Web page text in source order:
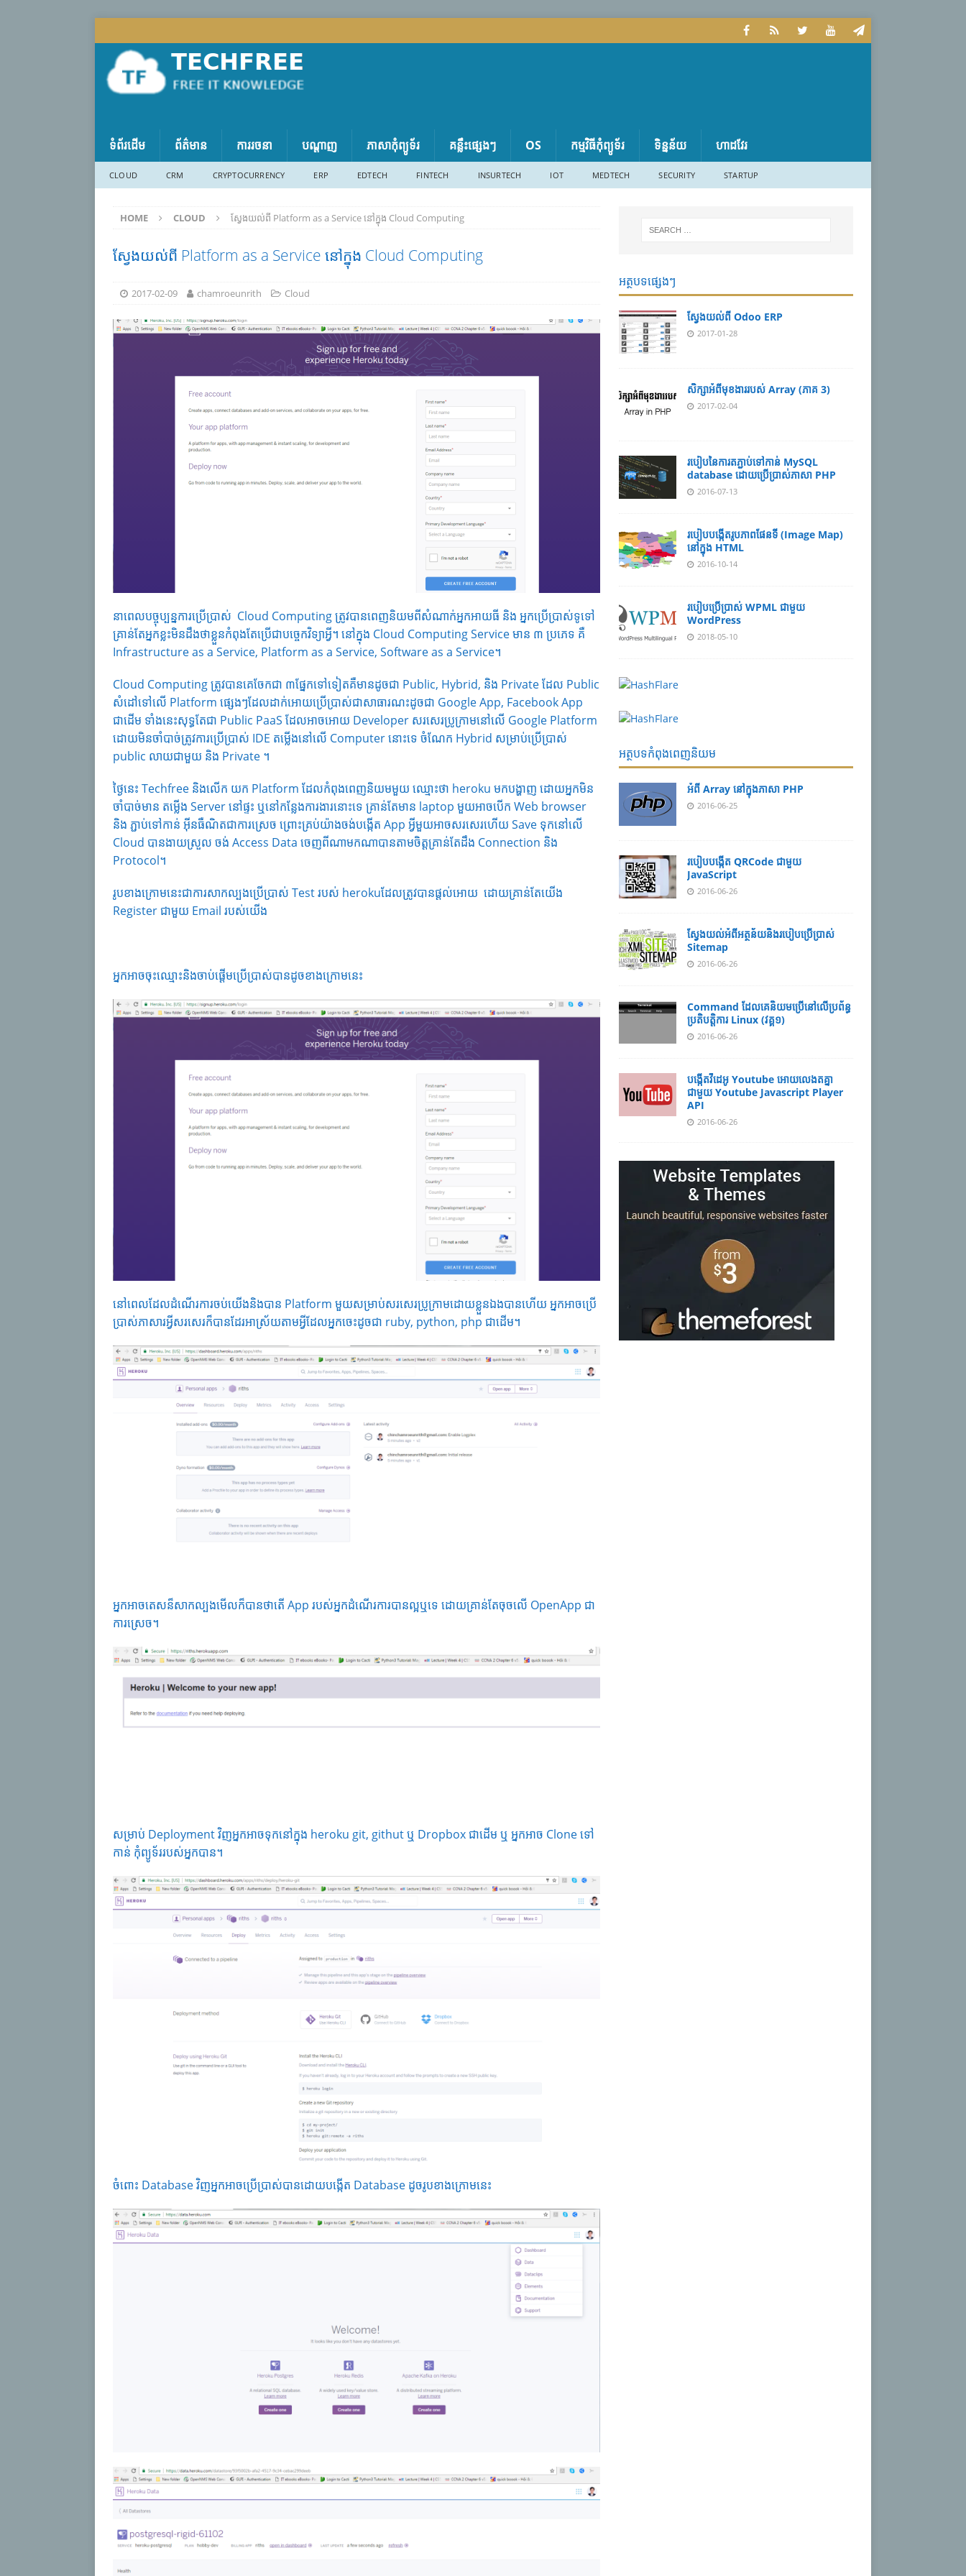
ទំព័រដើម ព័ត៌មាន ការរចនា បណ្តាញ ភាសា​កុំព្យូទ័រ គន្លឹះផ្សេងៗ OS កម្មវិធីកុំព្យូទ័រ ទិន្នន័យ ហាដវែរ
CLOUD CRM CRYPTOCURRENCY ERP EDTECH FINTECH INSURTECH IOT MEDTECH SECURITY STARTUP
HOME CLOUD ស្វែងយល់ពី Platform as a Service នៅក្នុង Cloud Computing
ស្វែងយល់ពី Platform as a Service នៅក្នុង Cloud Computing
2017-02-09 chamroeunrith Cloud
នាពេលបច្ចុប្បន្នការប្រើប្រាស់ Cloud Computing ត្រូវបានពេញនិយមពីសំណាក់អ្នកអាយធី និង អ្នកប្រើប្រាស់ទូទៅ
គ្រាន់តែអ្នកខ្លះមិនដឹងថាខ្លួនកំពុងតែប្រើជាបច្ចេកវិទ្យាអ្វី។ នៅក្នុង Cloud Computing Service មាន ៣ ប្រភេទ គឺ
Infrastructure as a Service, Platform as a Service, Software as a Service។
Cloud Computing ត្រូវបានគេចែកជា ៣ផ្នែកទៅទៀតគឺមានដូចជា Public, Hybrid, និង Private ដែល Public
សំដៅទៅលើ Platform ផ្សេងៗដែលដាក់អោយប្រើប្រាស់ជាសាធារណះដូចជា Google App, Facebook App
ជាដើម ទាំងនេះសុទ្ធតែជា Public PaaS ដែលអាចអោយ Developer សរសេរប្រូក្រាមនៅលើ Google Platform
ដោយមិនចាំបាច់ត្រូវការប្រើប្រាស់ IDE តម្លើងនៅលើ Computer នោះទេ ចំណែក Hybrid សម្រាប់ប្រើប្រាស់
public លាយជាមួយ និង Private ។
ថ្ងៃនេះ Techfree និងលើក យក Platform ដែលកំពុងពេញនិយមមួយ ឈ្មោះថា heroku មកបង្ហាញ ដោយអ្នកមិន
ចាំបាច់មាន តម្លើង Server នៅផ្ទះ ឬនៅកន្លែងការងារនោះទេ គ្រាន់តែមាន laptop មួយអាចបើក Web browser
និង ភ្ជាប់ទៅកាន់ អ៊ីនធឺណិតជាការស្រេច ព្រោះគ្រប់យ៉ាងចង់បង្កើត App អ្វីមួយអាចសរសេរហើយ Save ទុកនៅលើ
Cloud បានងាយស្រួល ចង់ Access Data ចេញពីណាមកណាបានតាមចិត្តគ្រាន់តែដឹង Connection និង​
Protocol។
រូបខាងក្រោមនេះជាការសាកល្បងប្រើប្រាស់ Test របស់ herokuដែលត្រូវបានផ្តល់អោយ ដោយគ្រាន់តែយើង
Register ជាមួយ Email របស់យើង
អ្នកអាចចុះឈ្មោះនិងចាប់ផ្តើមប្រើប្រាស់បានដូចខាងក្រោមនេះ
នៅពេលដែលដំណើរការចប់យើងនិងបាន Platform មួយសម្រាប់សរសេរប្រូក្រាមដោយខ្លួនឯងបានហើយ អ្នកអាចប្រើ
ប្រាស់ភាសារអ្វីសរសេរក៏បានដែរអាស្រ័យតាមអ្វីដែលអ្នកចេះដូចជា ruby, python, php ជាដើម។
អ្នកអាចតេសន៏សាកល្បងមើលក៏បានថាតើ App របស់អ្នកដំណើរការបានល្អឬទេ ដោយគ្រាន់តែចុចលើ OpenApp ជា
ការស្រេច។
សម្រាប់ Deployment វិញអ្នកអាចទុកនៅក្នុង heroku git, githut ឬ Dropbox ជាដើម ឬ អ្នកអាច​ Clone ទៅ
កាន់ កុំព្យូទ័ររបស់អ្នកបាន។
ចំពោះ Database វិញអ្នកអាចប្រើប្រាស់បានដោយបង្កើត Database ដូចរូបខាងក្រោមនេះ
អត្ថបទផ្សេងៗ
ស្វែងយល់ពី Odoo ERP
2017-01-28
សិក្សាអំពីមុខងាររបស់ Array (ភាគ 3)
2017-02-04
របៀបនៃការតភ្ជាប់ទៅកាន់ MySQL
database ដោយប្រើប្រាស់ភាសា PHP
2016-07-13
របៀបបង្កើតរូបភាពផែនទី (Image Map)
នៅក្នុង HTML
2016-10-14
របៀបប្រើប្រាស់ WPML ជាមួយ
WordPress
2018-05-10
អត្ថបទកំពុងពេញនិយម
អំពី Array នៅ​​ក្នុង​ភា​សា PHP
2016-06-25
របៀប​បង្កើត​ QRCode ជាមួយ
JavaScript
2016-06-26
ស្វែង​យល់​​អំពី​អត្ថន័យ​​និង​របៀប​​ប្រើ​ប្រាស់​
Sitemap
2016-06-26
Command ដែល​​គេ​​និយម​​ប្រើ​​នៅ​លើ​​ប្រព័ន្ធ​​
ប្រតិបត្តិការ​ Linux (វគ្គ១)
2016-06-26
បង្កើតវីដេអូ Youtube អោយ​លេងតគ្នា
ជាមួយ Youtube Javascript Player
API
2016-06-26